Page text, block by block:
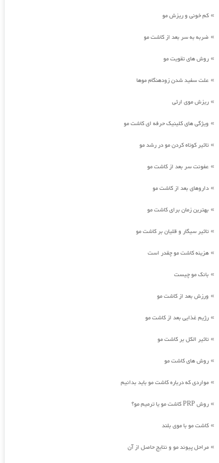
» کم خونی و ریزش مو
» ضربه به سر بعد از کاشت مو
» روش های تقویت مو
» علت سفید شدن زودهنگام موها
» ریزش موی ارثی
» ویژگی های کلینیک حرفه ای کاشت مو
» تاثیر کوتاه کردن مو در رشد مو
» عفونت سر بعد از کاشت مو
» داروهای بعد از کاشت مو
» بهترین زمان برای کاشت مو
» تاثیر سیگار و قلیان بر کاشت مو
» هزینه کاشت مو چقدر است
» بانک مو چیست
» ورزش بعد از کاشت مو
» رژیم غذایی بعد از کاشت مو
» تاثیر الکل بر کاشت مو
» روش های کاشت مو
» مواردی که درباره کاشت مو باید بدانیم
» روش PRP کاشت مو یا ترمیم مو؟
» کاشت مو با موی بلند
» مراحل پیوند مو و نتایج حاصل از آن